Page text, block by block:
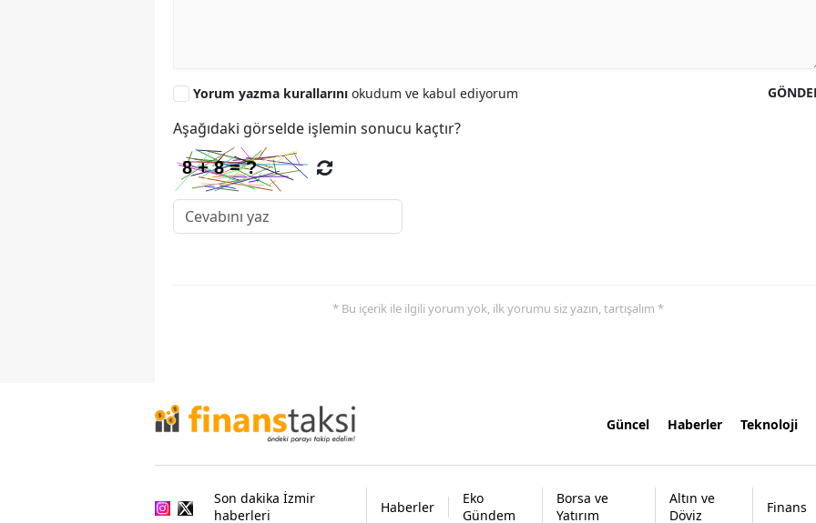
Yorum yazma kurallarını okudum ve kabul ediyorum
Aşağıdaki görselde işlemin sonucu kaçtır?
* Bu içerik ile ilgili yorum yok, ilk yorumu siz yazın, tartışalım *
Güncel Haberler Teknoloji
Son dakika İzmir
haberleri
Haberler
Eko
Gündem
Borsa ve
Yatırım
Altın ve
Döviz
Finans